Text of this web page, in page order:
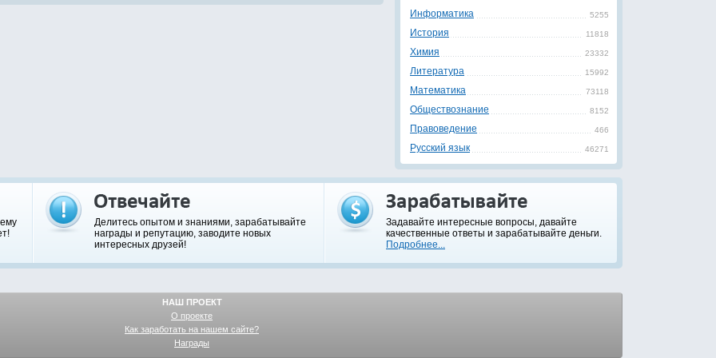
5255
Информатика
11818
История
23332
Химия
15992
Литература
73118
Математика
8152
Обществознание
466
Правоведение
46271
Русский язык
Делитесь опытом и знаниями, зарабатывайте
награды и репутацию, заводите новых
интересных друзей!
Задавайте интересные вопросы, давайте
качественные ответы и зарабатывайте деньги.
Подробнее...
НАШ ПРОЕКТ
О проекте
Как заработать на нашем сайте?
Награды